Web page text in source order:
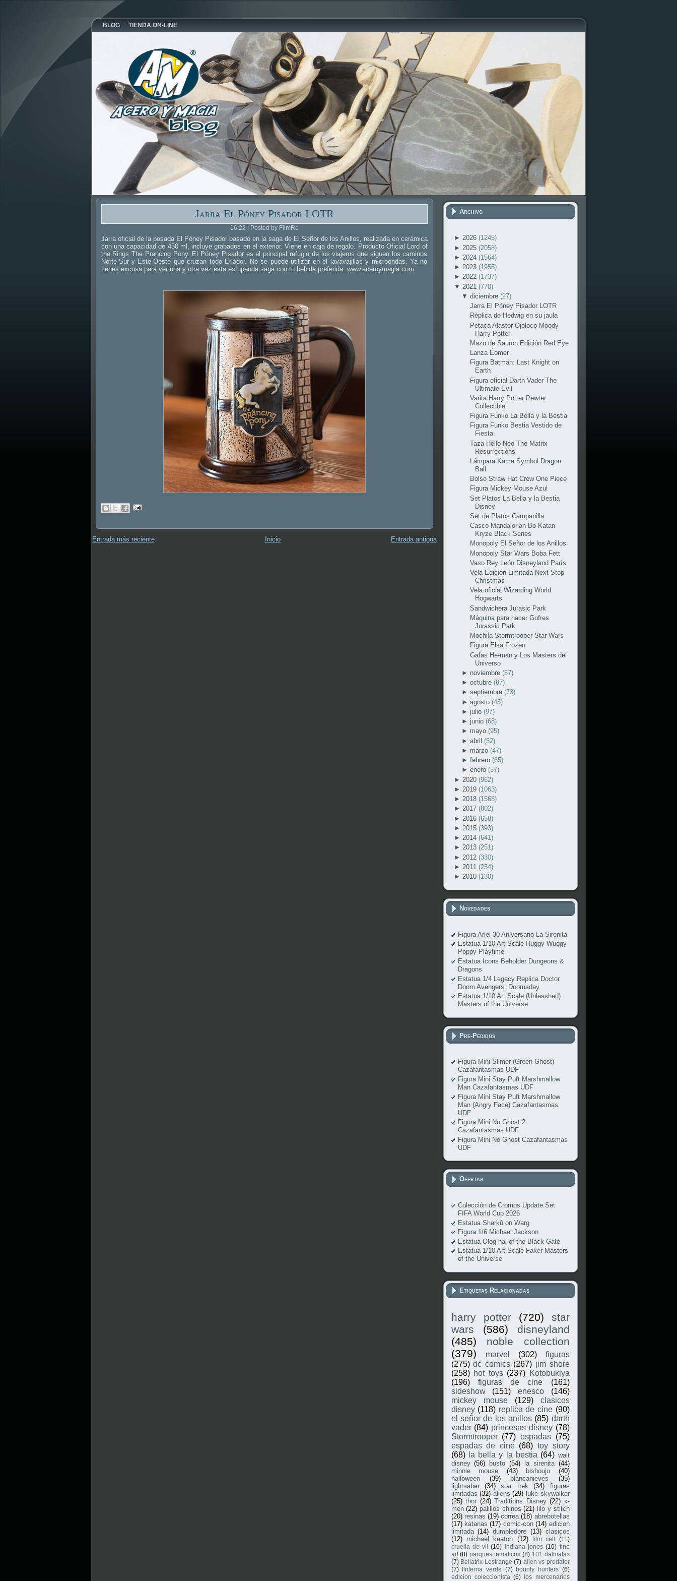
BLOG TIENDA ON-LINE
Jarra El Póney Pisador LOTR
16:22 | Posted by FilmRe
Jarra oficial de la posada El Póney Pisador basado en la saga de El Señor de los Anillos, realizada en cerámica
con una capacidad de 450 ml, incluye grabados en el exterior. Viene en caja de regalo. Producto Oficial Lord of
the Rings The Prancing Pony. El Póney Pisador es el principal refugio de los viajeros que siguen los caminos
Norte-Sur y Este-Oeste que cruzan todo Eriador. No se puede utilizar en el lavavajillas y microondas. Ya no
tienes excusa para ver una y otra vez esta estupenda saga con tu bebida preferida. www.aceroymagia.com
Entrada más reciente Entrada antigua
Inicio
Archivo
► 2026 (1245)
► 2025 (2058)
► 2024 (1564)
► 2023 (1955)
► 2022 (1737)
▼ 2021 (770)
▼diciembre(27)
Jarra El Póney Pisador LOTR
Réplica de Hedwig en su jaula
Petaca Alastor Ojoloco Moody
Harry Potter
Mazo de Sauron Edición Red Eye
Lanza Éomer
Figura Batman: Last Knight on
Earth
Figura oficial Darth Vader The
Ultimate Evil
Varita Harry Potter Pewter
Collectible
Figura Funko La Bella y la Bestia
Figura Funko Bestia Vestido de
Fiesta
Taza Hello Neo The Matrix
Resurrections
Lámpara Kame Symbol Dragon
Ball
Bolso Straw Hat Crew One Piece
Figura Mickey Mouse Azul
Set Platos La Bella y la Bestia
Disney
Set de Platos Campanilla
Casco Mandalorian Bo-Katan
Kryze Black Series
Monopoly El Señor de los Anillos
Monopoly Star Wars Boba Fett
Vaso Rey León Disneyland París
Vela Edición Limitada Next Stop
Christmas
Vela oficial Wizarding World
Hogwarts
Sandwichera Jurasic Park
Máquina para hacer Gofres
Jurassic Park
Mochila Stormtrooper Star Wars
Figura Elsa Frozen
Gafas He-man y Los Masters del
Universo
► noviembre(57)
►octubre(87)
►septiembre(73)
►agosto(45)
► julio(97)
► junio(68)
► mayo(95)
►abril(52)
► marzo(47)
►febrero(65)
►enero(57)
► 2020 (962)
► 2019 (1063)
► 2018 (1568)
► 2017 (802)
► 2016 (658)
► 2015 (393)
► 2014 (641)
► 2013 (251)
► 2012 (330)
► 2011 (254)
► 2010 (130)
Novedades
Figura Ariel 30 Aniversario La Sirenita
Estatua 1/10 Art Scale Huggy Wuggy
Poppy Playtime
Estatua Icons Beholder Dungeons &
Dragons
Estatua 1/4 Legacy Replica Doctor
Doom Avengers: Doomsday
Estatua 1/10 Art Scale (Unleashed)
Masters of the Universe
Pre-Pedidos
Figura Mini Slimer (Green Ghost)
Cazafantasmas UDF
Figura Mini Stay Puft Marshmallow
Man Cazafantasmas UDF
Figura Mini Stay Puft Marshmallow
Man (Angry Face) Cazafantasmas
UDF
Figura Mini No Ghost 2
Cazafantasmas UDF
Figura Mini No Ghost Cazafantasmas
UDF
Ofertas
Colección de Cromos Update Set
FIFA World Cup 2026
Estatua Sharkû on Warg
Figura 1/6 Michael Jackson
Estatua Olog-hai of the Black Gate
Estatua 1/10 Art Scale Faker Masters
of the Universe
Etiquetas Relacionadas
harry potter (720)
star
wars
(586)
disneyland
(485)
noble collection
(379)
marvel (302)
figuras
(275) dc comics (267) jim shore
(258) hot toys (237) Kotobukiya
(196)
figuras de cine
(161)
sideshow
(151) enesco
(146)
mickey mouse
(129)
clasicos
disney (118) replica de cine (90)
el señor de los anillos (85) darth
vader (84) princesas disney (78)
Stormtrooper (77) espadas (75)
espadas de cine (68) toy story
(68)
la bella y la bestia (64) walt
disney (56) busto (54) la sirenita (44)
minnie mouse
(43) bishoujo
(40)
halloween
(39) blancanieves
(35)
lightsaber
(34) star trek (34)
figuras
limitadas (32) aliens (29) luke skywalker
(25) thor (24) Traditions Disney (22) x-
men (22) palillos chinos (21) lilo y stitch
(20) resinas (19) correa (18) abrebotellas
(17) katanas (17) comic-con (14) edicion
limitada (14) dumbledore (13) clasicos
(12)
michael keaton (12) film cell
(11)
cruella de vil (10) indiana jones (10) fine
art (8) parques tematicos (8) 101 dalmatas
(7) Bellatrix Lestrange (7) alien vs predator
(7) linterna verde (7) bounty hunters (6)
edicion coleccionista (6) los mercenarios